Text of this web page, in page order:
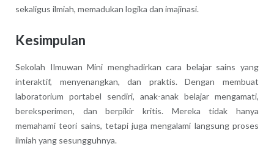
sekaligus ilmiah, memadukan logika dan imajinasi.
Kesimpulan
Sekolah Ilmuwan Mini menghadirkan cara belajar sains yang
interaktif, menyenangkan, dan praktis. Dengan membuat
laboratorium portabel sendiri, anak-anak belajar mengamati,
bereksperimen, dan berpikir kritis. Mereka tidak hanya
memahami teori sains, tetapi juga mengalami langsung proses
ilmiah yang sesungguhnya.